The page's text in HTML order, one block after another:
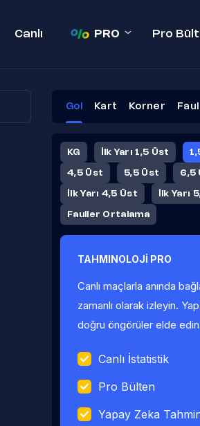
Canlı PRO Pro
Gol Kart Korner Faul
KG İlk Yarı 1,5 Üst
4,5 Üst 5,5 Üst 6,5
İlk Yarı 4,5 Üst İlk Yarı
Fauller Ortalama
TAHMINOLOJİ PRO
Canlı maçlarla anında
zamanlı olarak izleyin.
doğru öngörüler elde
Canlı İstatistik
Pro Bülten
Yapay Zeka